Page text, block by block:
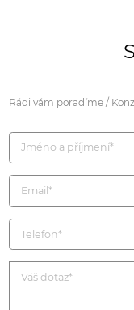
Rádi vám poradíme /